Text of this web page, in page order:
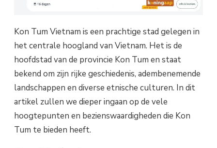
Kon Tum Vietnam is een prachtige stad gelegen in
het centrale hoogland van Vietnam. Het is de
hoofdstad van de provincie Kon Tum en staat
bekend om zijn rijke geschiedenis, adembenemende
landschappen en diverse etnische culturen. In dit
artikel zullen we dieper ingaan op de vele
hoogtepunten en bezienswaardigheden die Kon
Tum te bieden heeft.